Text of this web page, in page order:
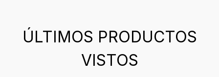
ÚLTIMOS PRODUCTOS
VISTOS